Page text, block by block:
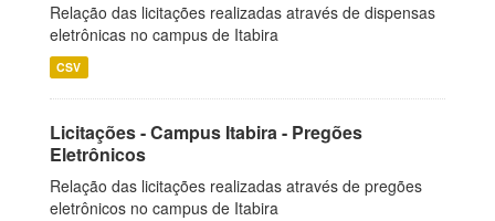
Relação das licitações realizadas através de dispensas
eletrônicas no campus de Itabira
CSV
Licitações - Campus Itabira - Pregões
Eletrônicos
Relação das licitações realizadas através de pregões
eletrônicos no campus de Itabira